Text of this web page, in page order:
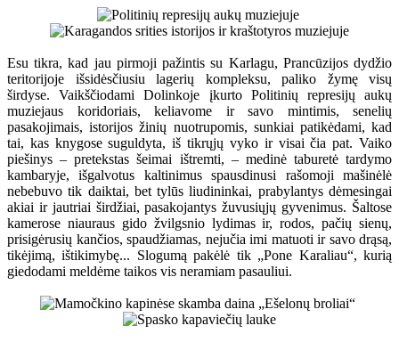
Esu tikra, kad jau pirmoji pažintis su Karlagu, Prancūzijos dydžio
teritorijoje išsidėsčiusiu lagerių kompleksu, paliko žymę visų
širdyse. Vaikščiodami Dolinkoje įkurto Politinių represijų aukų
muziejaus koridoriais, keliavome ir savo mintimis, senelių
pasakojimais, istorijos žinių nuotrupomis, sunkiai patikėdami, kad
tai, kas knygose suguldyta, iš tikrųjų vyko ir visai čia pat. Vaiko
piešinys – pretekstas šeimai ištremti, – medinė taburetė tardymo
kambaryje, išgalvotus kaltinimus spausdinusi rašomoji mašinėlė
nebebuvo tik daiktai, bet tylūs liudininkai, prabylantys dėmesingai
akiai ir jautriai širdžiai, pasakojantys žuvusiųjų gyvenimus. Šaltose
kamerose niauraus gido žvilgsnio lydimas ir, rodos, pačių sienų,
prisigėrusių kančios, spaudžiamas, nejučia imi matuoti ir savo drąsą,
tikėjimą, ištikimybę... Slogumą pakėlė tik „Pone Karaliau“, kurią
giedodami meldėme taikos vis neramiam pasauliui.